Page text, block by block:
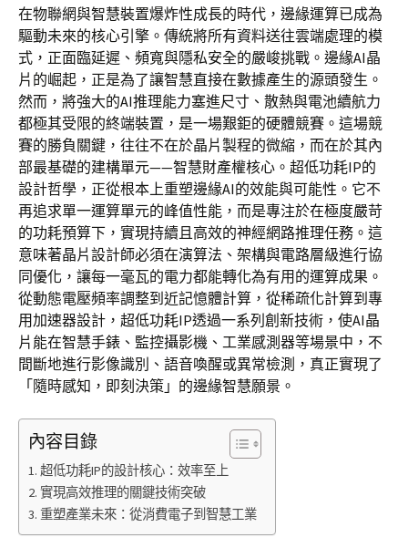
在物聯網與智慧裝置爆炸性成長的時代，邊緣運算已成為
驅動未來的核心引擎。傳統將所有資料送往雲端處理的模
式，正面臨延遲、頻寬與隱私安全的嚴峻挑戰。邊緣AI晶
片的崛起，正是為了讓智慧直接在數據產生的源頭發生。
然而，將強大的AI推理能力塞進尺寸、散熱與電池續航力
都極其受限的終端裝置，是一場艱鉅的硬體競賽。這場競
賽的勝負關鍵，往往不在於晶片製程的微縮，而在於其內
部最基礎的建構單元——智慧財產權核心。超低功耗IP的
設計哲學，正從根本上重塑邊緣AI的效能與可能性。它不
再追求單一運算單元的峰值性能，而是專注於在極度嚴苛
的功耗預算下，實現持續且高效的神經網路推理任務。這
意味著晶片設計師必須在演算法、架構與電路層級進行協
同優化，讓每一毫瓦的電力都能轉化為有用的運算成果。
從動態電壓頻率調整到近記憶體計算，從稀疏化計算到專
用加速器設計，超低功耗IP透過一系列創新技術，使AI晶
片能在智慧手錶、監控攝影機、工業感測器等場景中，不
間斷地進行影像識別、語音喚醒或異常檢測，真正實現了
「隨時感知，即刻決策」的邊緣智慧願景。
內容目錄
超低功耗IP的設計核心：效率至上
實現高效推理的關鍵技術突破
重塑產業未來：從消費電子到智慧工業